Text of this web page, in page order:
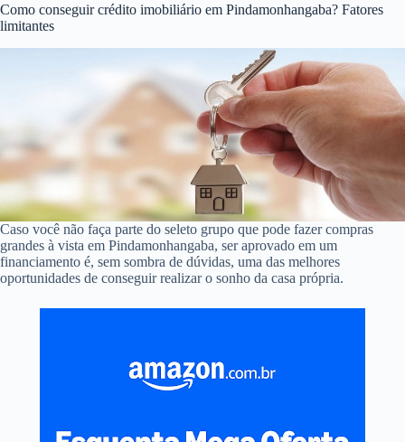
Como conseguir crédito imobiliário em Pindamonhangaba? Fatores
limitantes
Caso você não faça parte do seleto grupo que pode fazer compras
grandes à vista em Pindamonhangaba, ser aprovado em um
financiamento é, sem sombra de dúvidas, uma das melhores
oportunidades de conseguir realizar o sonho da casa própria.